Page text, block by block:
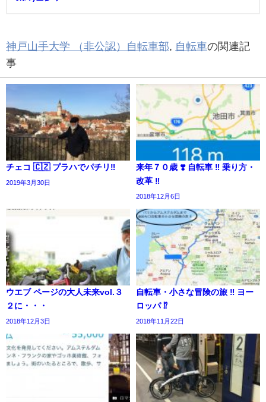
神戸山手大学 （非公認）自転車部, 自転車の関連記
事
チェコ 🇨🇿 プラハでパチリ‼️
2019年3月30日
来年７０歳 ❣️ 自転車 ‼︎ 乗り方・
改革 ‼︎
2018年12月6日
ウエブ ページの大人未来vol.３
２に・・・
2018年12月3日
自転車・小さな冒険の旅 ‼︎ ヨー
ロッパ ⁉️
2018年11月22日